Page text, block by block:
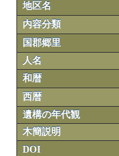
地区名
内容分類
国郡郷里
人名
和暦
西暦
遺構の年代観
木簡説明
DOI